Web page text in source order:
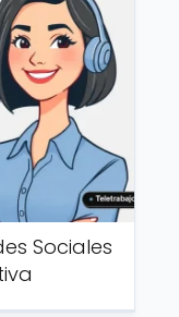
Sociales